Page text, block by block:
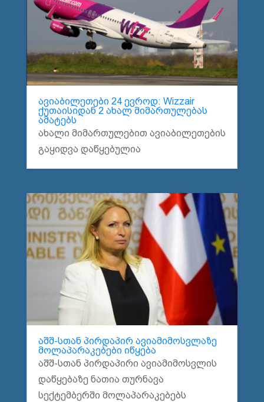
ავიაბილეთები 24 ევროდ: Wizzair
ქუთაისიდან 2 ახალ მიმართულებას
ამატებს
ახალი მიმართულებით ავიაბილეთების
გაყიდვა დაწყებულია
აშშ-სთან პირდაპირ ავიამიმოსვლაზე
მოლაპარაკებები იწყება
აშშ-სთან პირდაპირი ავიამიმოსვლის
დაწყებაზე ნათია თურნავა
სექტემბერში მოლაპარაკებებს